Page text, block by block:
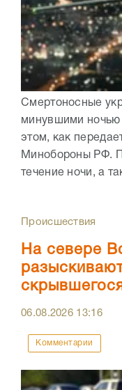
Смертоносные
минувшими ночью
этом, как
Минобороны РФ.
течение ночи, а
Происшествия
На севере
06.08.2026 13:16
Комментарии